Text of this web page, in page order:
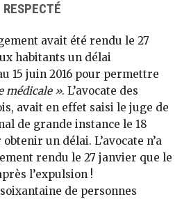
avait été rendu le 27
habitants un délai
15 juin 2016 pour permettre
médicale ». L’avocate des
avait en effet saisi le juge de
de grande instance le 18
un délai. L’avocate n’a
rendu le 27 janvier que le
l’expulsion !
de personnes